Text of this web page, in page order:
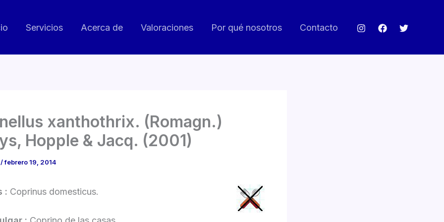
Servicios Acerca de Valoraciones Por qué nosotros Contacto
xanthothrix. (Romagn.)
Hopple & Jacq. (2001)
/febrero 19, 2014
: Coprinus domesticus.